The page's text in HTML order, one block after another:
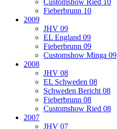
Fieberbrunn 10
2009
JHV 09
EL England 09
Fieberbrunn 09
Customshow Minga 09
2008
JHV 08
EL Schweden 08
Schweden Bericht 08
Fieberbrunn 08
Customshow Ried 08
2007
JHV 07